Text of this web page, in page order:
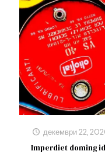
декември 22,
Imperdiet doming